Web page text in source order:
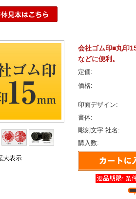
大表示
会社ゴム印■丸印
などに便利。
定価:
価格:
印面デザイン:
書体:
彫刻文字 社名:
購入数: